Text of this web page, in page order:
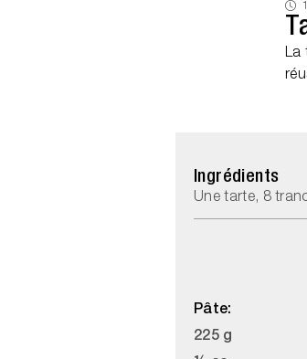
La
Ingrédients
Une tarte, 8
Pâte:
225 g